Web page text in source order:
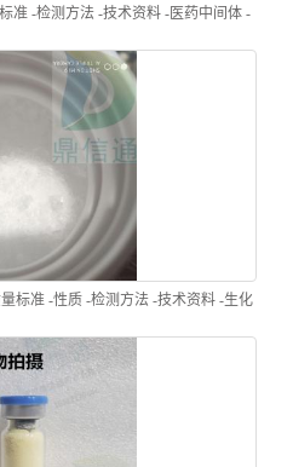
准 -检测方法 -技术资料 -医药中间体 -
-鼎信通李杰
标准 -性质 -检测方法 -技术资料 -生化
鼎信通李杰